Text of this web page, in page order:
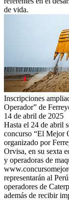
de vida.
Inscripciones
Operador” de
14 de abril de 2025
Hasta el 24 de abril
concurso “El Mejor
organizado por
Orvisa, en su sexta
y operadoras de
representarán al
operadores de
además de recibir